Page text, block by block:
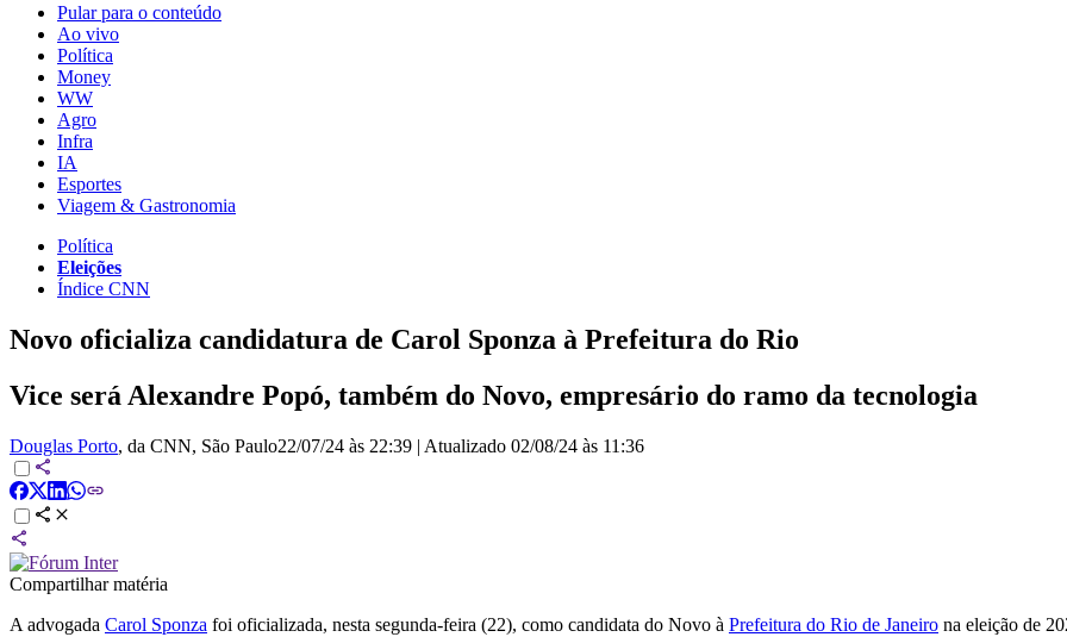
Pular para o conteúdo
Ao vivo
Política
Money
WW
Agro
Infra
IA
Esportes
Viagem & Gastronomia
Política
Eleições
Índice CNN
Novo oficializa candidatura de Carol Sponza à Prefeitura do Rio
Vice será Alexandre Popó, também do Novo, empresário do ramo da tecnologia
Douglas Porto, da CNN, São Paulo22/07/24 às 22:39 | Atualizado 02/08/24 às 11:36
Compartilhar matéria
A advogada Carol Sponza foi oficializada, nesta segunda-feira (22), como candidata do Novo à Prefeitura do Rio de Janeiro na eleição de